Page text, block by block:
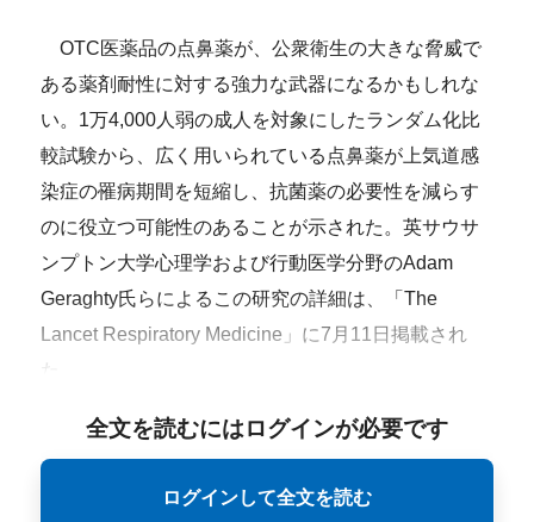
OTC医薬品の点鼻薬が、公衆衛生の大きな脅威で
ある薬剤耐性に対する強力な武器になるかもしれな
い。1万4,000人弱の成人を対象にしたランダム化比
較試験から、広く用いられている点鼻薬が上気道感
染症の罹病期間を短縮し、抗菌薬の必要性を減らす
のに役立つ可能性のあることが示された。英サウサ
ンプトン大学心理学および行動医学分野のAdam
Geraghty氏らによるこの研究の詳細は、「The
Lancet Respiratory Medicine」に7月11日掲載され
た。
全文を読むにはログインが必要です
ログインして全文を読む